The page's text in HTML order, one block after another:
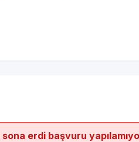
sona erdi başvuru